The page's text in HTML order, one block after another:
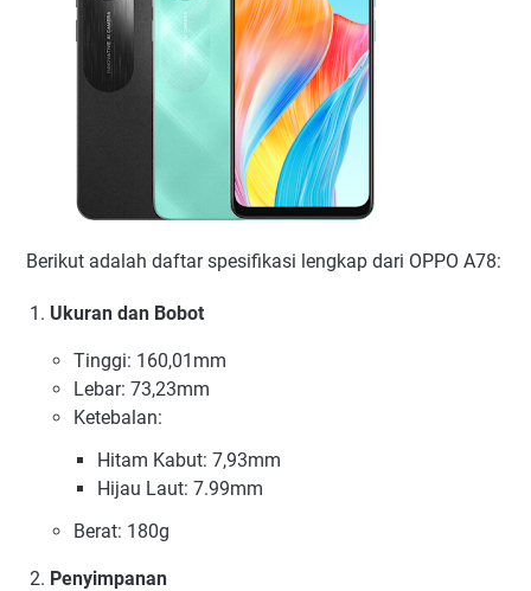
Berikut adalah daftar spesifikasi lengkap dari OPPO A78:
Ukuran dan Bobot
Tinggi: 160,01mm
Lebar: 73,23mm
Ketebalan:
Hitam Kabut: 7,93mm
Hijau Laut: 7.99mm
Berat: 180g
Penyimpanan